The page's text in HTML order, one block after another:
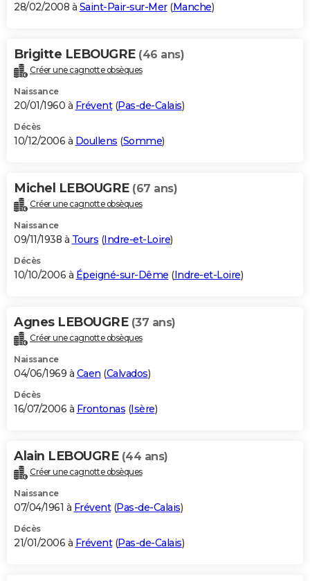
28/02/2008 à Saint-Pair-sur-Mer(Manche)
Brigitte LEBOUGRE (46 ans)
Créer une cagnotte obsèques
Naissance
20/01/1960 à Frévent(Pas-de-Calais)
Décès
10/12/2006 à Doullens (Somme)
Michel LEBOUGRE (67 ans)
Créer une cagnotte obsèques
Naissance
09/11/1938 à Tours (Indre-et-Loire)
Décès
10/10/2006 à Épeigné-sur-Dême (Indre-et-Loire)
Agnes LEBOUGRE (37 ans)
Créer une cagnotte obsèques
Naissance
04/06/1969 à Caen (Calvados)
Décès
16/07/2006 à Frontonas (Isère)
Alain LEBOUGRE (44 ans)
Créer une cagnotte obsèques
Naissance
07/04/1961 à Frévent(Pas-de-Calais)
Décès
21/01/2006 à Frévent(Pas-de-Calais)